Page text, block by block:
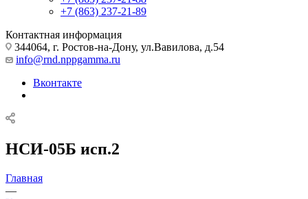
+7 (863) 237-21-89
Контактная информация
344064, г. Ростов-на-Дону, ул.Вавилова, д.54
info@rnd.nppgamma.ru
Вконтакте
НСИ-05Б исп.2
Главная
—